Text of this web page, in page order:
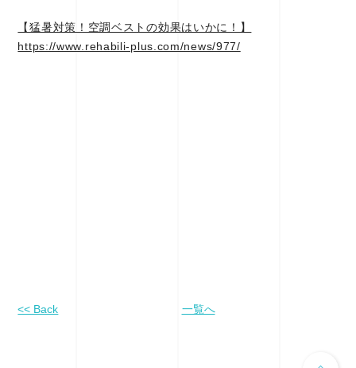
【猛暑対策！空調ベストの効果はいかに！】
https://www.rehabili-plus.com/news/977/
<< Back 一覧へ